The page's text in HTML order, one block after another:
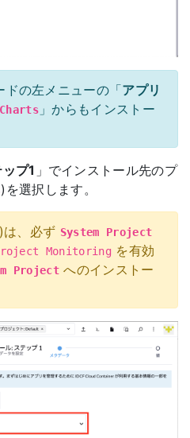
ドの左メニューの「アプリ
Charts 」からもインストー
プ1 」でインストール先のプ
)を選択します。
)は、必ず System Project
Monitoringを有効
Project へのインストー